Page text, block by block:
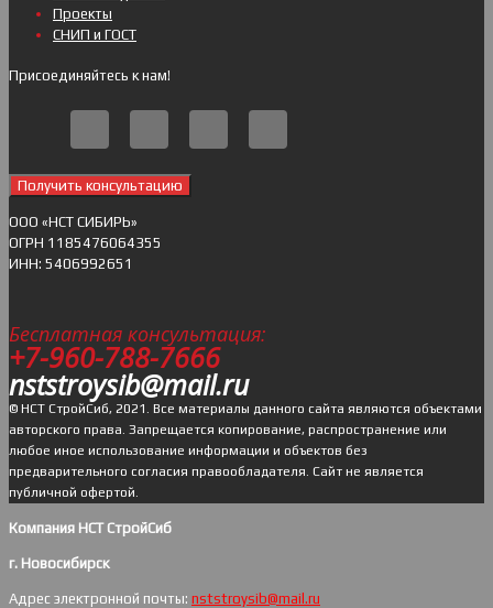
Проекты
СНИП и ГОСТ
Присоединяйтесь к нам!
Получить консультацию
ОOO «НСТ СИБИРЬ»
ОГРН 1185476064355
ИНН: 5406992651
Бесплатная консультация:
+7-960-788-7666
nststroysib@mail.ru
© НСТ СтройСиб, 2021. Все материалы данного сайта являются объектами
авторского права. Запрещается копирование, распространение или
любое иное использование информации и объектов без
предварительного согласия правообладателя. Cайт не является
публичной офертой.
Компания НСТ СтройСиб
г. Новосибирск
Адрес электронной почты: nststroysib@mail.ru